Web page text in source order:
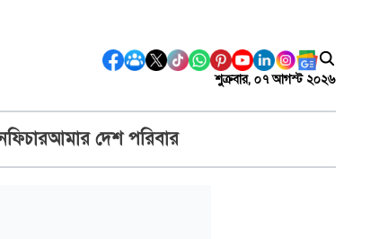
শুক্রবার, ০৭ আগস্ট ২০২৬
ফিচারআমার দেশ পরিবার